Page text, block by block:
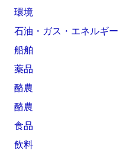
環境
石油・ガス・エネルギー
船舶
薬品
酪農
酪農
食品
飲料